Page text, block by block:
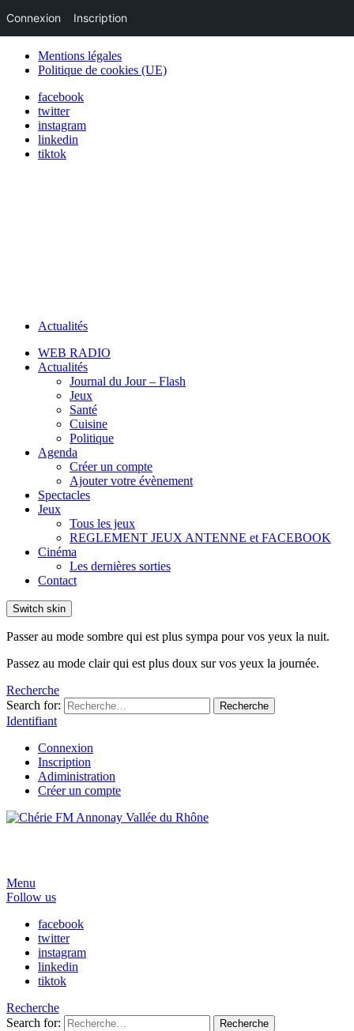
Mentions légales
Politique de cookies (UE)
facebook
twitter
instagram
linkedin
tiktok
Actualités
WEB RADIO
Actualités
Journal du Jour – Flash
Jeux
Santé
Cuisine
Politique
Agenda
Créer un compte
Ajouter votre évènement
Spectacles
Jeux
Tous les jeux
REGLEMENT JEUX ANTENNE et FACEBOOK
Cinéma
Les dernières sorties
Contact
Switch skin
Passer au mode sombre qui est plus sympa pour vos yeux la nuit.
Passez au mode clair qui est plus doux sur vos yeux la journée.
Recherche
Search for:
Recherche
Identifiant
Connexion
Inscription
Adiministration
Créer un compte
Menu
Follow us
facebook
twitter
instagram
linkedin
tiktok
Recherche
Search for:
Recherche
Connexion Inscription